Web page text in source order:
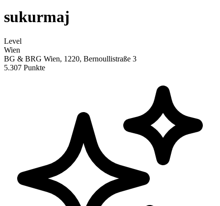
sukurmaj
Level
Wien
BG & BRG Wien, 1220, Bernoullistraße 3
5.307 Punkte